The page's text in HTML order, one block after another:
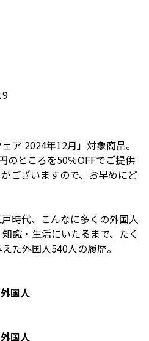
ア 2024年12月」対象商品。
のところを50％OFFでご提供
ございますので、お早めにど
戸時代、こんなに多くの外国人
識・生活にいたるまで、たく
た外国人540人の履歴。
国人
国人